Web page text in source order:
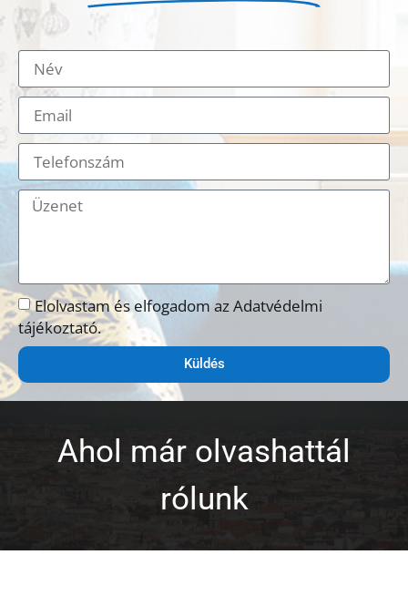
Elolvastam és elfogadom az Adatvédelmi
tájékoztató.
Küldés
Ahol már olvashattál
rólunk